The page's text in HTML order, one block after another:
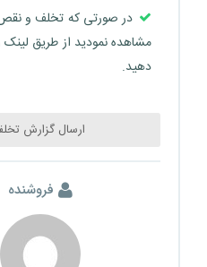
در صورتی که تخلف و
مشاهده نمودید از طریق لینک
دهید.
ارسال گزارش
فروشنده